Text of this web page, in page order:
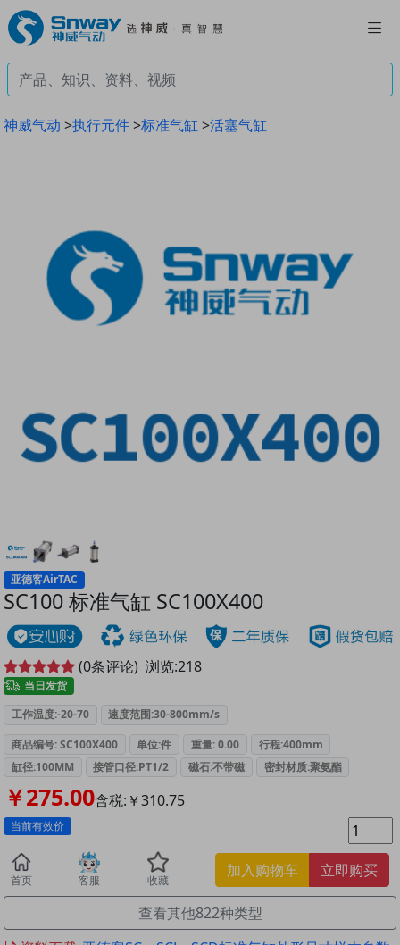
神威气动 >执行元件>标准气缸 >活塞气缸
亚德客AirTAC
SC100 标准气缸 SC100X400
(0条评论) 浏览:218
当日发货
工作温度:-20-70
速度范围:30-800mm/s
商品编号: SC100X400
单位:件 重量: 0.00
行程:400mm
缸径:100MM
接管口径:PT1/2 磁石:不带磁 密封材质:聚氨酯
￥275.00含税:￥310.75
当前有效价
首页 客服 收藏
加入购物车 立即购买
查看其他822种类型